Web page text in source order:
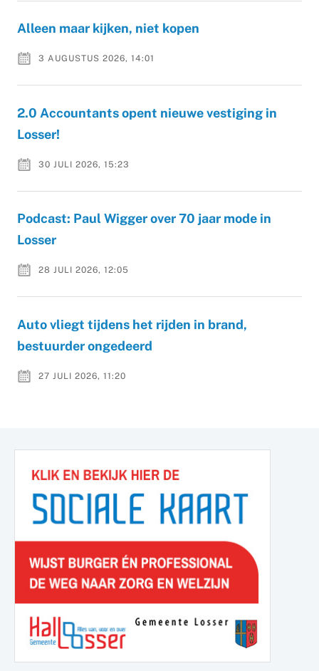
Alleen maar kijken, niet kopen
3 AUGUSTUS 2026, 14:01
2.0 Accountants opent nieuwe vestiging in
Losser!
30 JULI 2026, 15:23
Podcast: Paul Wigger over 70 jaar mode in
Losser
28 JULI 2026, 12:05
Auto vliegt tijdens het rijden in brand,
bestuurder ongedeerd
27 JULI 2026, 11:20